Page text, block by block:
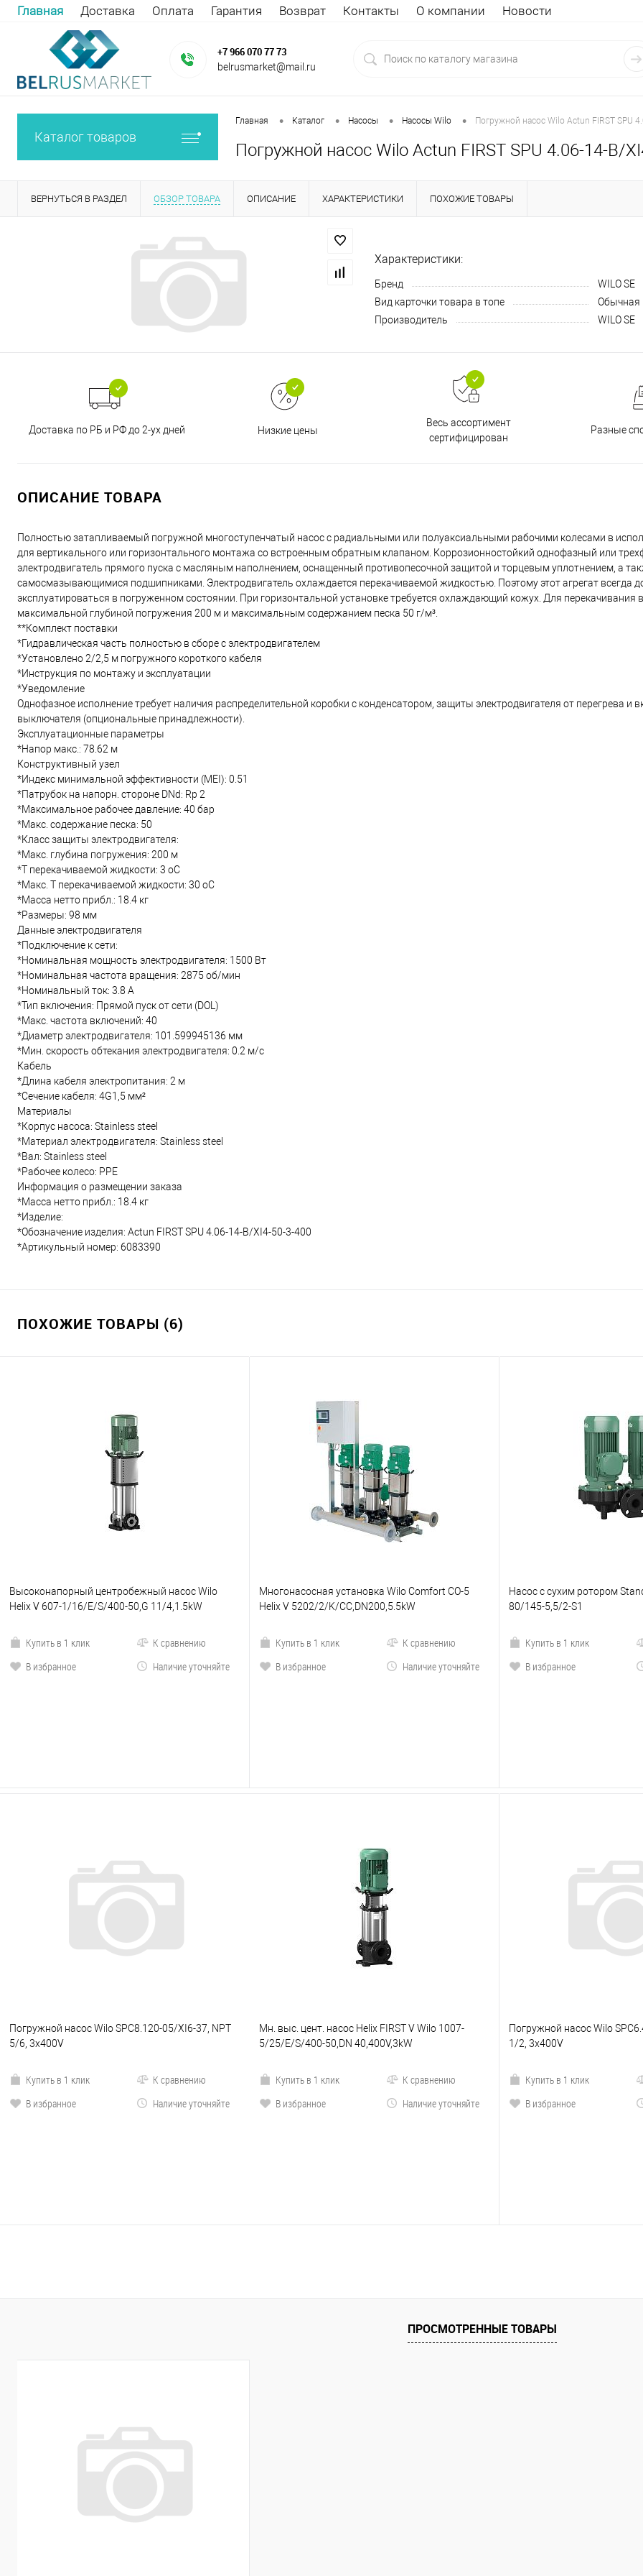
Главная Доставка Оплата Гарантия Возврат Контакты О компании Новости
+7 966 070 77 73
belrusmarket@mail.ru
Каталог товаров
Главная • Каталог • Насосы • Насосы Wilo • Погружной насос Wilo Actun FIRST SPU
Погружной насос Wilo Actun FIRST SPU 4.06-14-B/
ВЕРНУТЬСЯ В РАЗДЕЛ ОБЗОР ТОВАРА ОПИСАНИЕ ХАРАКТЕРИСТИКИ ПОХОЖИЕ ТОВАРЫ
Характеристики:
Бренд
WILO SE
Вид карточки товара в топе
Обычная
Производитель
WILO SE
Доставка по РБ и РФ до 2-ух дней Низкие цены
Весь ассортимент
сертифицирован
Разные
ОПИСАНИЕ ТОВАРА
Полностью затапливаемый погружной многоступенчатый насос с радиальными или полуаксиальными рабочими колесами в
для вертикального или горизонтального монтажа со встроенным обратным клапаном. Коррозионностойкий однофазный или
электродвигатель прямого пуска с масляным наполнением, оснащенный противопесочной защитой и торцевым уплотнением, а
самосмазывающимися подшипниками. Электродвигатель охлаждается перекачиваемой жидкостью. Поэтому этот агрегат всегда
эксплуатироваться в погруженном состоянии. При горизонтальной установке требуется охлаждающий кожух. Для перекачивания
максимальной глубиной погружения 200 м и максимальным содержанием песка 50 г/м³.
**Комплект поставки
*Гидравлическая часть полностью в сборе с электродвигателем
*Установлено 2/2,5 м погружного короткого кабеля
*Инструкция по монтажу и эксплуатации
*Уведомление
Однофазное исполнение требует наличия распределительной коробки с конденсатором, защиты электродвигателя от перегрева и
выключателя (опциональные принадлежности).
Эксплуатационные параметры
*Напор макс.: 78.62 м
Конструктивный узел
*Индекс минимальной эффективности (MEI): 0.51
*Патрубок на напорн. стороне DNd: Rp 2
*Максимальное рабочее давление: 40 бар
*Макс. содержание песка: 50
*Класс защиты электродвигателя:
*Макс. глубина погружения: 200 м
*Т перекачиваемой жидкости: 3 oC
*Макс. T перекачиваемой жидкости: 30 oC
*Масса нетто прибл.: 18.4 кг
*Размеры: 98 мм
Данные электродвигателя
*Подключение к сети:
*Номинальная мощность электродвигателя: 1500 Вт
*Номинальная частота вращения: 2875 об/мин
*Номинальный ток: 3.8 А
*Тип включения: Прямой пуск от сети (DOL)
*Макс. частота включений: 40
*Диаметр электродвигателя: 101.599945136 мм
*Мин. скорость обтекания электродвигателя: 0.2 м/с
Кабель
*Длина кабеля электропитания: 2 м
*Сечение кабеля: 4G1,5 мм²
Материалы
*Корпус насоса: Stainless steel
*Материал электродвигателя: Stainless steel
*Вал: Stainless steel
*Рабочее колесо: PPE
Информация о размещении заказа
*Масса нетто прибл.: 18.4 кг
*Изделие:
*Обозначение изделия: Actun FIRST SPU 4.06-14-B/XI4-50-3-400
*Артикульный номер: 6083390
ПОХОЖИЕ ТОВАРЫ (6)
Высоконапорный центробежный насос Wilo
Helix V 607-1/16/E/S/400-50,G 11/4,1.5kW
Купить в 1 клик
К сравнению
В избранное
Наличие уточняйте
Многонасосная установка Wilo Comfort CO-5
Helix V 5202/2/K/CC,DN200,5.5kW
Купить в 1 клик
К сравнению
В избранное
Наличие уточняйте
Насос с сухим ротором
80/145-5,5/2-S1
Купить в 1 клик
В избранное
Погружной насос Wilo SPC8.120-05/XI6-37, NPT
5/6, 3x400V
Купить в 1 клик
К сравнению
В избранное
Наличие уточняйте
Мн. выс. цент. насос Helix FIRST V Wilo 1007-
5/25/E/S/400-50,DN 40,400V,3kW
Купить в 1 клик
К сравнению
В избранное
Наличие уточняйте
Погружной насос Wilo
1/2, 3x400V
Купить в 1 клик
В избранное
ПРОСМОТРЕННЫЕ ТОВАРЫ